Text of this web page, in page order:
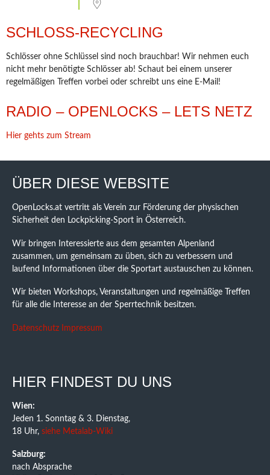
SCHLOSS-RECYCLING
Schlösser ohne Schlüssel sind noch brauchbar! Wir nehmen euch
nicht mehr benötigte Schlösser ab! Schaut bei einem unserer
regelmäßigen Treffen vorbei oder schreibt uns eine E-Mail!
RADIO – OPENLOCKS – LETS NETZ
Hier gehts zum Stream
ÜBER DIESE WEBSITE
OpenLocks.at vertritt als Verein zur Förderung der physischen
Sicherheit den Lockpicking-Sport in Österreich.
Wir bringen Interessierte aus dem gesamten Alpenland
zusammen, um gemeinsam zu üben, sich zu verbessern und
laufend Informationen über die Sportart austauschen zu können.
Wir bieten Workshops, Veranstaltungen und regelmäßige Treffen
für alle die Interesse an der Sperrtechnik besitzen.
Datenschutz Impressum
HIER FINDEST DU UNS
Wien:
Jeden 1. Sonntag & 3. Dienstag,
18 Uhr, siehe Metalab-Wiki
Salzburg:
nach Absprache